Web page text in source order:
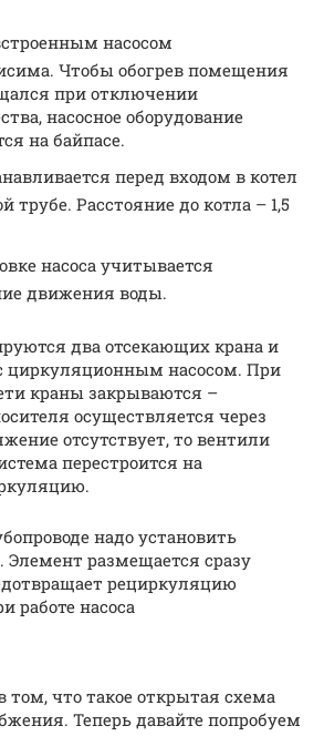
насосом
Чтобы обогрев помещения
при отключении
насосное оборудование
на байпасе.
перед входом в котел
трубе. Расстояние до котла – 1,5
насоса учитывается
движения воды.
два отсекающих крана и
циркуляционным насосом. При
краны закрываются –
осуществляется через
отсутствует, то вентили
перестроится на
надо установить
Элемент размещается сразу
рециркуляцию
работе насоса
что такое открытая схема
Теперь давайте попробуем